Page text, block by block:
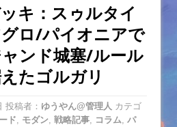
キ：スゥルタイ
ロ/パイオニアで
ンド城塞/ルール
たゴルガリ
投稿者： ゆうやん@管理人 カテゴ
ド モダン 戦略記事 コラム パ